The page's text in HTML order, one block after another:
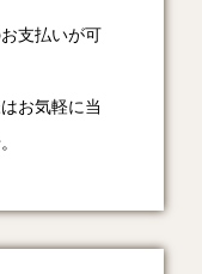
支払いが可
お気軽に当